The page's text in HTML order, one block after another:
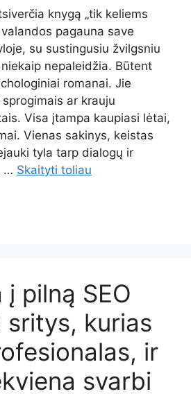
knygą „tik keliems
pagauna save
su sustingusiu žvilgsniu
nepaleidžia. Būtent
romanai. Jie
ar krauju
Visa įtampa kaupiasi lėtai,
Vienas sakinys, keistas
tyla tarp dialogų ir
… Skaityti toliau
į pilną SEO
kurias
ir
svarbi